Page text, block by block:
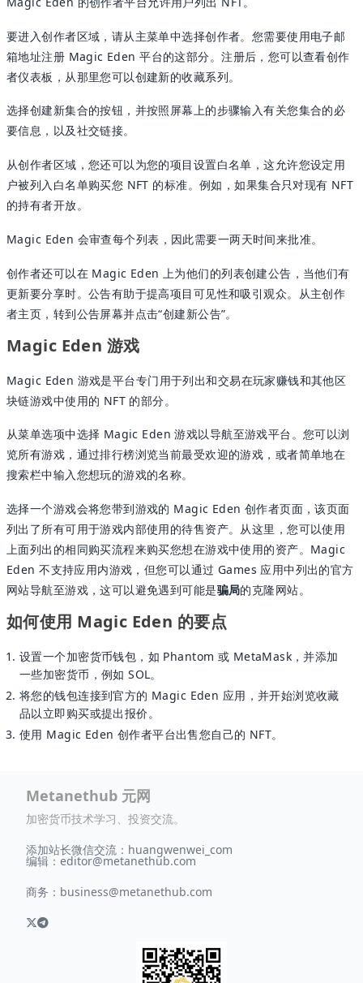
要进入创作者区域，请从主菜单中选择创作者。您需要使用电子邮
箱地址注册 Magic Eden 平台的这部分。注册后，您可以查看创作
者仪表板，从那里您可以创建新的收藏系列。
选择创建新集合的按钮，并按照屏幕上的步骤输入有关您集合的必
要信息，以及社交链接。
从创作者区域，您还可以为您的项目设置白名单，这允许您设定用
户被列入白名单购买您 NFT 的标准。例如，如果集合只对现有 NFT
的持有者开放。
Magic Eden 会审查每个列表，因此需要一两天时间来批准。
创作者还可以在 Magic Eden 上为他们的列表创建公告，当他们有
更新要分享时。公告有助于提高项目可见性和吸引观众。从主创作
者主页，转到公告屏幕并点击“创建新公告”。
Magic Eden 游戏
Magic Eden 游戏是平台专门用于列出和交易在玩家赚钱和其他区
块链游戏中使用的 NFT 的部分。
从菜单选项中选择 Magic Eden 游戏以导航至游戏平台。您可以浏
览所有游戏，通过排行榜浏览当前最受欢迎的游戏，或者简单地在
搜索栏中输入您想玩的游戏的名称。
选择一个游戏会将您带到游戏的 Magic Eden 创作者页面，该页面
列出了所有可用于游戏内部使用的待售资产。从这里，您可以使用
上面列出的相同购买流程来购买您想在游戏中使用的资产。Magic
Eden 不支持应用内游戏，但您可以通过 Games 应用中列出的官方
网站导航至游戏，这可以避免遇到可能是骗局的克隆网站。
如何使用 Magic Eden 的要点
设置一个加密货币钱包，如 Phantom 或 MetaMask，并添加
一些加密货币，例如 SOL。
将您的钱包连接到官方的 Magic Eden 应用，并开始浏览收藏
品以立即购买或提出报价。
使用 Magic Eden 创作者平台出售您自己的 NFT。
Metanethub 元网
加密货币技术学习、投资交流。
添加站长微信交流：huangwenwei_com
编辑：editor@metanethub.com
商务： business@metanethub.com